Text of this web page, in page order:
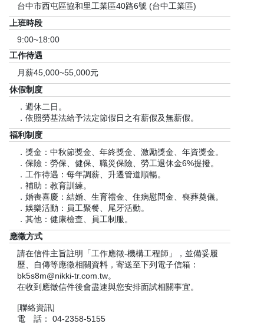
台中市西屯區協和里工業區40路6號 (台中工業區)
上班時段
9:00~18:00
工作待遇
月薪45,000~55,000元
休假制度
．週休二日。
．依照勞基法給予法定節假日之有薪假及無薪假。
福利制度
．獎金：中秋節獎金、年終獎金、激勵獎金、年資獎金。
．保險：勞保、健保、職災保險、勞工退休金6%提撥。
．工作待遇：每年調薪、升遷管道順暢。
．補助：教育訓練。
．婚喪喜慶：結婚、生育禮金、住病慰問金、喪葬奠儀。
．娛樂活動：員工聚餐、尾牙活動。
．其他：健康檢查、員工制服。
應徵方式
請在信件主旨註明「工作應徵-機構工程師」，並備妥履
歷、自傳等應徵相關資料，寄送至下列電子信箱：
bk5s8m@nikki-tr.com.tw。
在收到應徵信件後會盡速與您安排面試相關事宜。
[聯絡資訊]
電 話： 04-2358-5155